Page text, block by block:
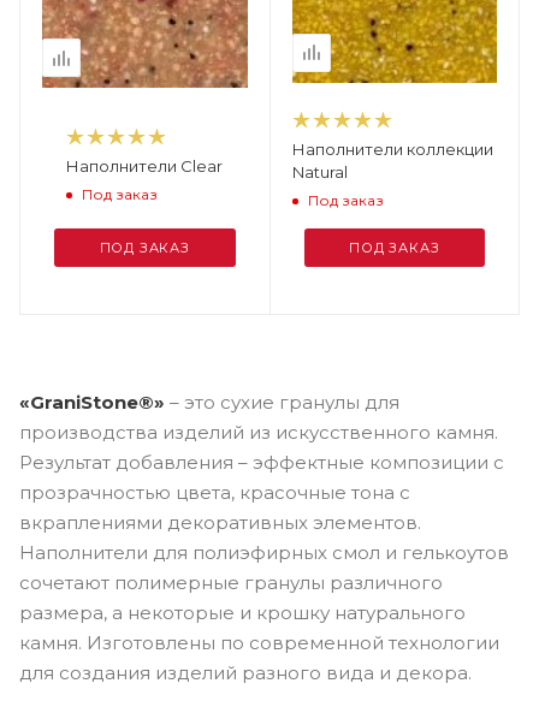
Наполнители Clear
Под заказ
ПОД ЗАКАЗ
Наполнители коллекции
Natural
Под заказ
ПОД ЗАКАЗ
«GraniStone®» – это сухие гранулы для
производства изделий из искусственного камня.
Результат добавления – эффектные композиции с
прозрачностью цвета, красочные тона с
вкраплениями декоративных элементов.
Наполнители для полиэфирных смол и гелькоутов
сочетают полимерные гранулы различного
размера, а некоторые и крошку натурального
камня. Изготовлены по современной технологии
для создания изделий разного вида и декора.